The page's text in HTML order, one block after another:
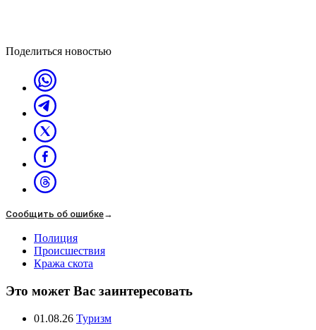
Поделиться новостью
Сообщить об ошибке→
Полиция
Происшествия
Кража скота
Это может Вас заинтересовать
01.08.26 Туризм